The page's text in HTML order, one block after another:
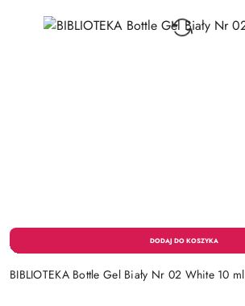
BIBLIOTEKA Bottle Gel Biały Nr 02 White 10 ml